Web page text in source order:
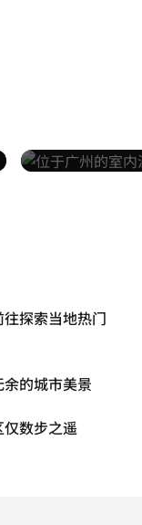
页
探索当地热门
的城市美景
数步之遥